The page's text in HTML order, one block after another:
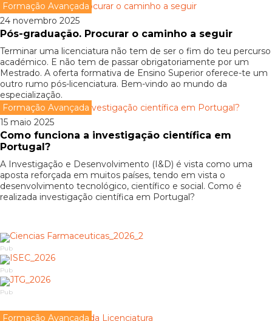
Formação Avançada
24 novembro 2025
Pós-graduação. Procurar o caminho a seguir
Terminar uma licenciatura não tem de ser o fim do teu percurso
académico. E não tem de passar obrigatoriamente por um
Mestrado. A oferta formativa de Ensino Superior oferece-te um
outro rumo pós-licenciatura. Bem-vindo ao mundo da
especialização.
Formação Avançada
15 maio 2025
Como funciona a investigação científica em
Portugal?
A Investigação e Desenvolvimento (I&D) é vista como uma
aposta reforçada em muitos países, tendo em vista o
desenvolvimento tecnológico, científico e social. Como é
realizada investigação científica em Portugal?
Pub
Pub
Pub
Formação Avançada